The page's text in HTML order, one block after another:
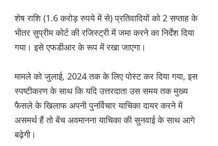
शेष राशि (1.6 करोड़ रुपये में से) प्रतिवादियों को 2 सप्ताह के
भीतर सुप्रीम कोर्ट की रजिस्ट्री में जमा करने का निर्देश दिया
गया। इसे एफडीआर के रूप में रखा जाएगा।
मामले को जुलाई, 2024 तक के लिए पोस्ट कर दिया गया, इस
स्पष्टीकरण के साथ कि यदि उत्तरदाता उस समय तक मुख्य
फैसले के खिलाफ अपनी पुनर्विचार याचिका दायर करने में
असमर्थ हैं तो बेंच अवमानना ​​याचिका की सुनवाई के साथ आगे
बढ़ेगी।